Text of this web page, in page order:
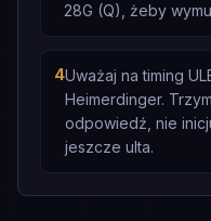
28G (Q), żeby
4Uważaj na timing
Heimerdinger.
odpowiedź, nie
jeszcze ulta.